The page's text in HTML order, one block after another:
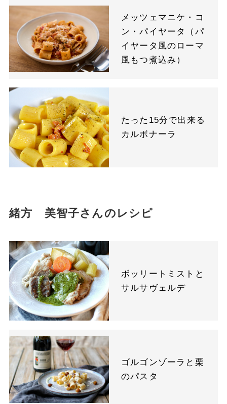
メッツェマニケ・コ
ン・パイヤータ（パ
イヤータ風のローマ
風もつ煮込み）
たった15分で出来る
カルボナーラ
緒方 美智子さんのレシピ
ボッリートミストと
サルサヴェルデ
ゴルゴンゾーラと栗
のパスタ